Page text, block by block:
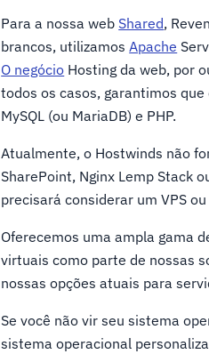
Para a nossa web Shared,
brancos, utilizamosApache
O negócio Hosting da web, por
todos os casos, garantimos
MySQL (ou MariaDB) e PHP.
Atualmente, o Hostwinds não
SharePoint, Nginx Lemp Stack
precisará considerar um VPS
Oferecemos uma ampla gama
virtuais como parte de nossas
nossas opções atuais para
Se você não vir seu sistema
sistema operacional